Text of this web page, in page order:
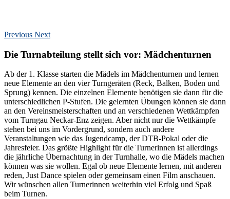
Previous Next
Die Turnabteilung stellt sich vor: Mädchenturnen
Ab der 1. Klasse starten die Mädels im Mädchenturnen und lernen
neue Elemente an den vier Turngeräten (Reck, Balken, Boden und
Sprung) kennen. Die einzelnen Elemente benötigen sie dann für die
unterschiedlichen P-Stufen. Die gelernten Übungen können sie dann
an den Vereinsmeisterschaften und an verschiedenen Wettkämpfen
vom Turngau Neckar-Enz zeigen. Aber nicht nur die Wettkämpfe
stehen bei uns im Vordergrund, sondern auch andere
Veranstaltungen wie das Jugendcamp, der DTB-Pokal oder die
Jahresfeier. Das größte Highlight für die Turnerinnen ist allerdings
die jährliche Übernachtung in der Turnhalle, wo die Mädels machen
können was sie wollen. Egal ob neue Elemente lernen, mit anderen
reden, Just Dance spielen oder gemeinsam einen Film anschauen.
Wir wünschen allen Turnerinnen weiterhin viel Erfolg und Spaß
beim Turnen.